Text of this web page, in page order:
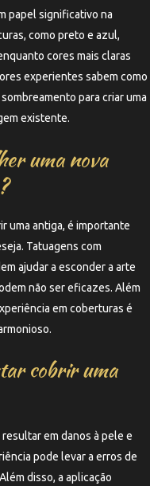
papel significativo na
como preto e azul,
cores mais claras
experientes sabem como
para criar uma
existente.
uma nova
uma antiga, é importante
Tatuagens com
ajudar a esconder a arte
não ser eficazes. Além
em coberturas é
cobrir uma
em danos à pele e
pode levar a erros de
disso, a aplicação